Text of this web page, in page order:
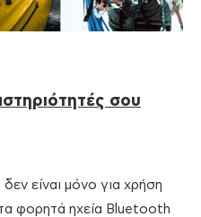
σου
είναι μόνο για χρήση
φορητά ηχεία Bluetooth